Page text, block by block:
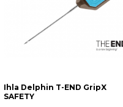
Ihla Delphin T-END GripX
SAFETY